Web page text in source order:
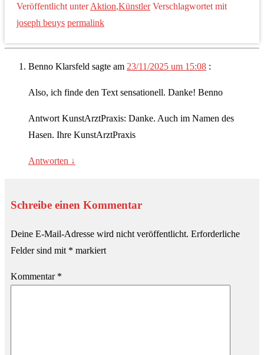
Veröffentlicht unter Aktion,Künstler Verschlagwortet mit
joseph beuys permalink
Benno Klarsfeld sagte am 23/11/2025 um 15:08 :
Also, ich finde den Text sensationell. Danke! Benno
Antwort KunstArztPraxis: Danke. Auch im Namen des
Hasen. Ihre KunstArztPraxis
Antworten ↓
Schreibe einen Kommentar
Deine E-Mail-Adresse wird nicht veröffentlicht. Erforderliche
Felder sind mit * markiert
Kommentar *